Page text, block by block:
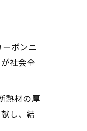
ボンニ
社会全
熱材の厚
し、結